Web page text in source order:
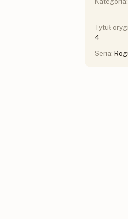
Tytuł
4
Seria: